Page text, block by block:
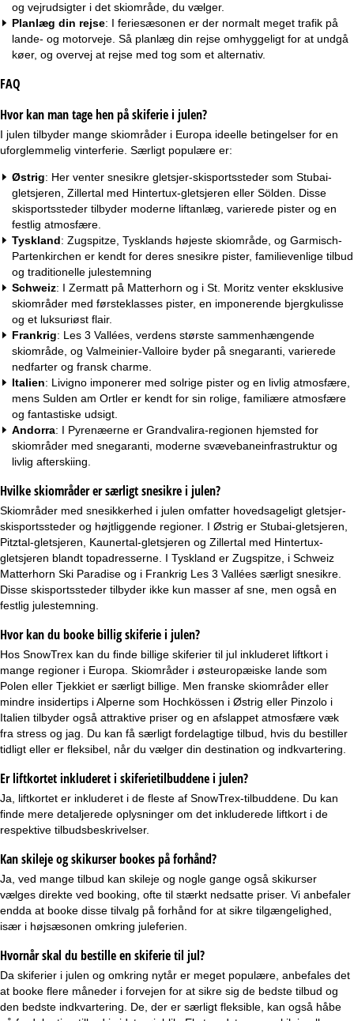
og vejrudsigter i det skiområde, du vælger.
Planlæg din rejse: I feriesæsonen er der normalt meget trafik på
lande- og motorveje. Så planlæg din rejse omhyggeligt for at undgå
køer, og overvej at rejse med tog som et alternativ.
FAQ
Hvor kan man tage hen på skiferie i julen?
I julen tilbyder mange skiområder i Europa ideelle betingelser for en
uforglemmelig vinterferie. Særligt populære er:
Østrig: Her venter snesikre gletsjer-skisportssteder som Stubai-
gletsjeren, Zillertal med Hintertux-gletsjeren eller Sölden. Disse
skisportssteder tilbyder moderne liftanlæg, varierede pister og en
festlig atmosfære.
Tyskland: Zugspitze, Tysklands højeste skiområde, og Garmisch-
Partenkirchen er kendt for deres snesikre pister, familievenlige tilbud
og traditionelle julestemning
Schweiz: I Zermatt på Matterhorn og i St. Moritz venter eksklusive
skiområder med førsteklasses pister, en imponerende bjergkulisse
og et luksuriøst flair.
Frankrig: Les 3 Vallées, verdens største sammenhængende
skiområde, og Valmeinier-Valloire byder på snegaranti, varierede
nedfarter og fransk charme.
Italien: Livigno imponerer med solrige pister og en livlig atmosfære,
mens Sulden am Ortler er kendt for sin rolige, familiære atmosfære
og fantastiske udsigt.
Andorra: I Pyrenæerne er Grandvalira-regionen hjemsted for
skiområder med snegaranti, moderne svævebaneinfrastruktur og
livlig afterskiing.
Hvilke skiområder er særligt snesikre i julen?
Skiområder med snesikkerhed i julen omfatter hovedsageligt gletsjer-
skisportssteder og højtliggende regioner. I Østrig er Stubai-gletsjeren,
Pitztal-gletsjeren, Kaunertal-gletsjeren og Zillertal med Hintertux-
gletsjeren blandt topadresserne. I Tyskland er Zugspitze, i Schweiz
Matterhorn Ski Paradise og i Frankrig Les 3 Vallées særligt snesikre.
Disse skisportssteder tilbyder ikke kun masser af sne, men også en
festlig julestemning.
Hvor kan du booke billig skiferie i julen?
Hos SnowTrex kan du finde billige skiferier til jul inkluderet liftkort i
mange regioner i Europa. Skiområder i østeuropæiske lande som
Polen eller Tjekkiet er særligt billige. Men franske skiområder eller
mindre insidertips i Alperne som Hochkössen i Østrig eller Pinzolo i
Italien tilbyder også attraktive priser og en afslappet atmosfære væk
fra stress og jag. Du kan få særligt fordelagtige tilbud, hvis du bestiller
tidligt eller er fleksibel, når du vælger din destination og indkvartering.
Er liftkortet inkluderet i skiferietilbuddene i julen?
Ja, liftkortet er inkluderet i de fleste af SnowTrex-tilbuddene. Du kan
finde mere detaljerede oplysninger om det inkluderede liftkort i de
respektive tilbudsbeskrivelser.
Kan skileje og skikurser bookes på forhånd?
Ja, ved mange tilbud kan skileje og nogle gange også skikurser
vælges direkte ved booking, ofte til stærkt nedsatte priser. Vi anbefaler
endda at booke disse tilvalg på forhånd for at sikre tilgængelighed,
især i højsæsonen omkring juleferien.
Hvornår skal du bestille en skiferie til jul?
Da skiferier i julen og omkring nytår er meget populære, anbefales det
at booke flere måneder i forvejen for at sikre sig de bedste tilbud og
den bedste indkvartering. De, der er særligt fleksible, kan også håbe